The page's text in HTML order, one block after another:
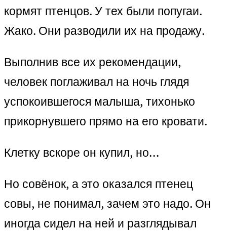
кормят птенцов. У тех были попугаи.
Жако. Они разводили их на продажу.
Выполнив все их рекомендации,
человек поглаживал на ночь глядя
успокоившегося малыша, тихонько
прикорнувшего прямо на его кровати.
Клетку вскоре он купил, но…
Но совёнок, а это оказался птенец
совы, не понимал, зачем это надо. Он
иногда сидел на ней и разглядывал